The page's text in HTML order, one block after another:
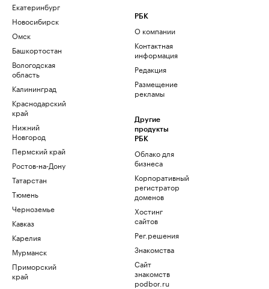
Екатеринбург
Новосибирск
Омск
Башкортостан
Вологодская
область
Калининград
Краснодарский
край
Нижний
Новгород
Пермский край
Ростов-на-Дону
Татарстан
Тюмень
Черноземье
Кавказ
Карелия
Мурманск
Приморский
край
РБК
О компании
Контактная
информация
Редакция
Размещение
рекламы
Другие
продукты
РБК
Облако для
бизнеса
Корпоративный
регистратор
доменов
Хостинг
сайтов
Рег.решения
Знакомства
Сайт
знакомств
podbor.ru